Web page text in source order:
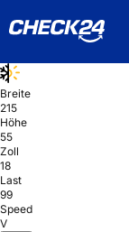
Breite
215
Höhe
55
Zoll
18
Last
99
Speed
V